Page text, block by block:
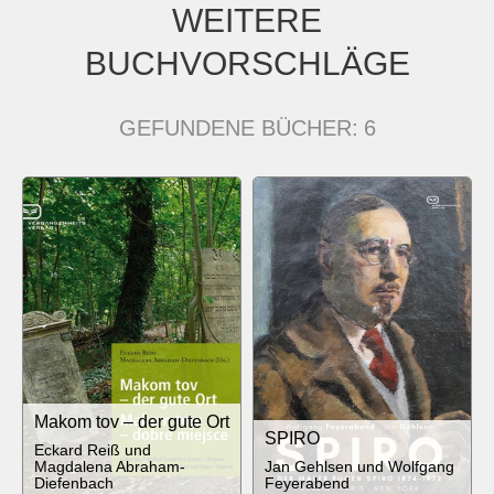
WEITERE
BUCHVORSCHLÄGE
GEFUNDENE BÜCHER: 6
Makom tov – der gute Ort
Eckard Reiß und
Magdalena Abraham-
Diefenbach
SPIRO
Jan Gehlsen und Wolfgang
Feyerabend